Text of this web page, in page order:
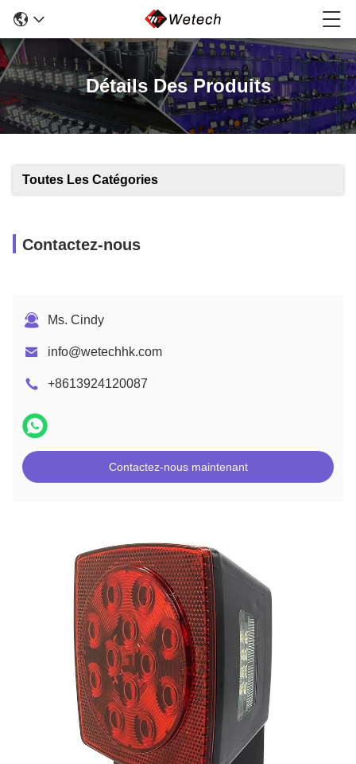
Détails Des Produits
Toutes Les Catégories
Contactez-nous
Ms. Cindy
info@wetechhk.com
+8613924120087
Contactez-nous maintenant